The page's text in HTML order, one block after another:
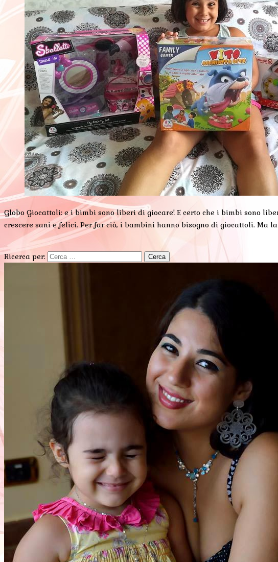
Globo Giocattoli: e i bimbi sono liberi di giocare! E certo che i bimbi sono
crescere sani e felici. Per far ciò, i bambini hanno bisogno di giocattoli. Ma
Ricerca per: